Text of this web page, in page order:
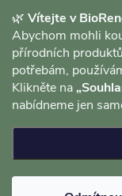
🌿 Vítejte v
Abychom mohli
přírodních
potřebám,
Klikněte na
nabídneme jen
Archiv
Copyright 2026